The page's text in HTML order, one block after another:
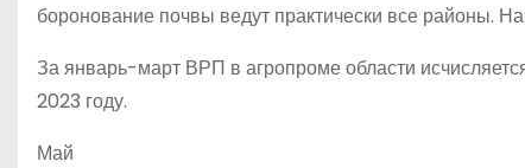
боронование почвы ведут практически все районы.
За январь-март ВРП в агропроме области
2023 году.
Май